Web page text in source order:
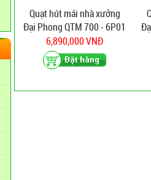
Quạt hút mái nhà xưởng
Đại Phong QTM 700 - 6P01
6,890,000 VNĐ